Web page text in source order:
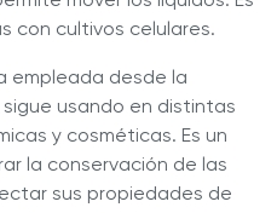
con cultivos celulares.
empleada desde la
usando en distintas
y cosméticas. Es un
la conservación de las
sus propiedades de